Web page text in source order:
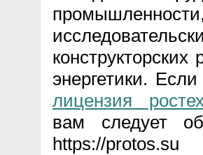
энергетики.
лицензия
вам следует
https://protos.su